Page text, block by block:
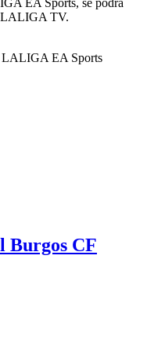
LALIGA TV.
LALIGA EA Sports
Burgos CF